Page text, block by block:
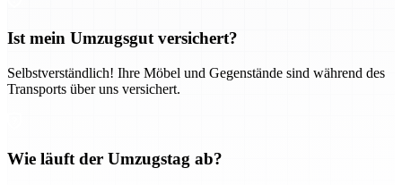
Ist mein Umzugsgut versichert?
Selbstverständlich! Ihre Möbel und Gegenstände sind während des
Transports über uns versichert.
Wie läuft der Umzugstag ab?